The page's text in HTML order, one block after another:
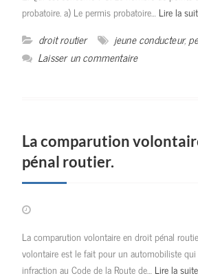
probatoire. a) Le permis probatoire… Lire la
droit routier jeune conducteur,
Laisser un commentaire
La comparution
pénal routier.
La comparution volontaire en droit pénal
volontaire est le fait pour un automobiliste
infraction au Code de la Route de… Lire la suite